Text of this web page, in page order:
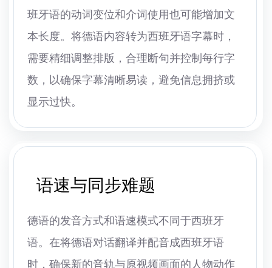
班牙语的动词变位和介词使用也可能增加文
本长度。将德语内容转为西班牙语字幕时，
需要精细调整排版，合理断句并控制每行字
数，以确保字幕清晰易读，避免信息拥挤或
显示过快。
语速与同步难题
德语的发音方式和语速模式不同于西班牙
语。在将德语对话翻译并配音成西班牙语
时，确保新的音轨与原视频画面的人物动作